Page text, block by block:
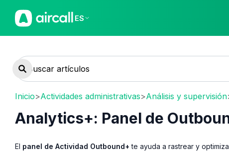
ES
Inicio>Actividades administrativas>Análisis y supervisión
Analytics+: Panel de
El panel de Actividad Outbound+ te ayuda a rastrear y